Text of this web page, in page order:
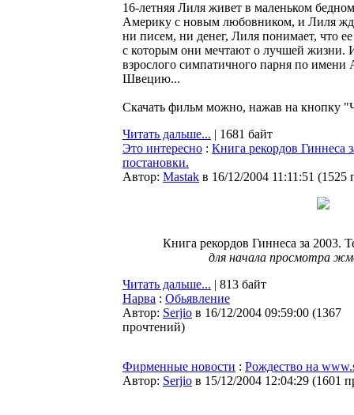
16-летняя Лиля живет в маленьком
Америку с новым любовником, и Лиля
ни писем, ни денег, Лиля понимает, что
с которым они мечтают о лучшей жизни.
взрослого симпатичного парня по
Швецию...
Скачать фильм можно, нажав на кнопку
Читать дальше... | 1681 байт
Это интересно : Книга рекордов Гиннеса
постановки.
Автор: Мastak в 16/12/2004 11:11:51 (1525
Книга рекордов Гиннеса за 2003.
для начала просмотра
Читать дальше... | 813 байт
Нарва : Обьявление
Автор: Serjio в 16/12/2004 09:59:00 (1367
прочтений)
Фирменные новости : Рождество на
Автор: Serjio в 15/12/2004 12:04:29 (1601